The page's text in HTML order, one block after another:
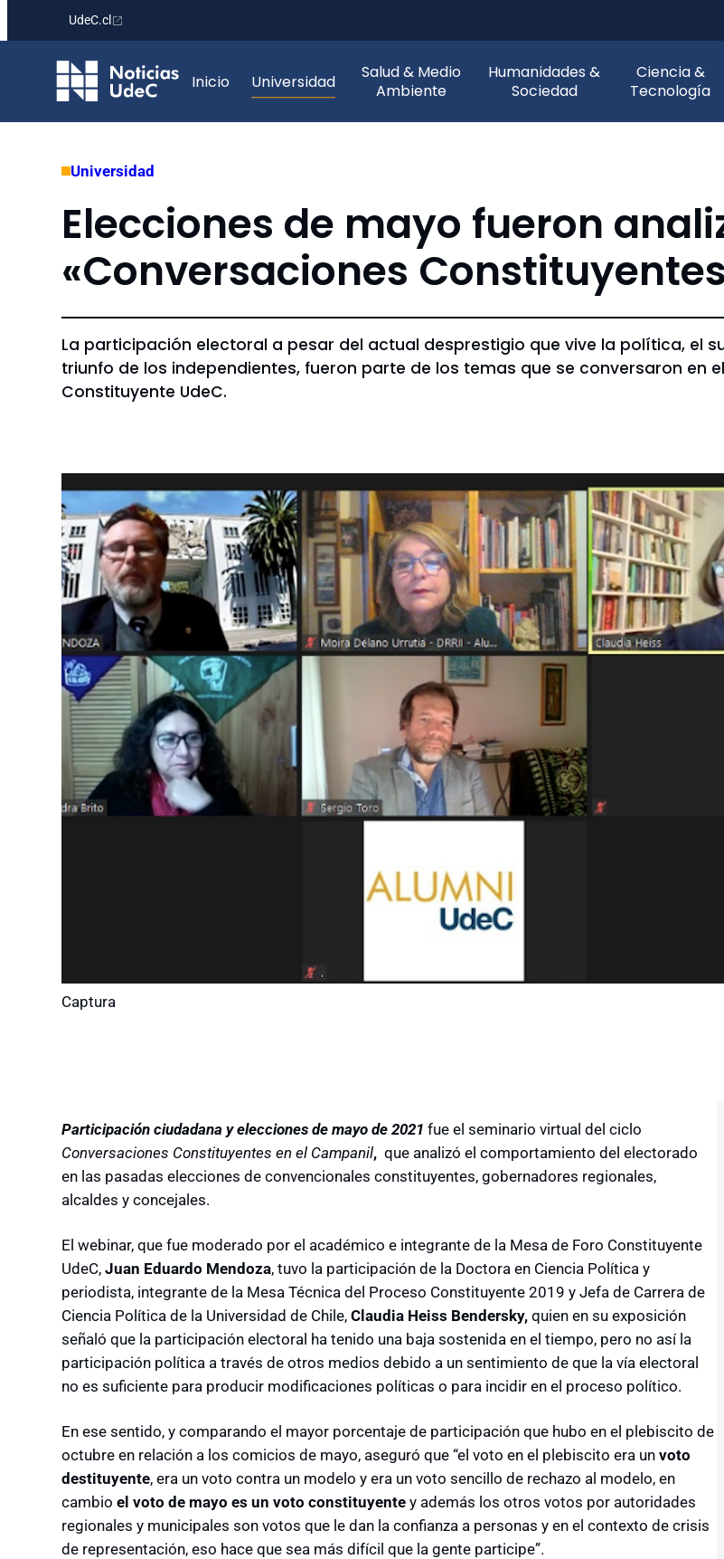
contenido
UdeC.cl
Inicio Universidad
Salud & Medio
Ambiente
Humanidades &
Sociedad
Ciencia &
Tecnología
Universidad
Elecciones de mayo fueron
«Conversaciones
La participación electoral a pesar del actual desprestigio que vive la política, el
triunfo de los independientes, fueron parte de los temas que se conversaron en
Constituyente UdeC.
Captura
Participación ciudadana y elecciones de mayo de 2021 fue el seminario virtual del ciclo
Conversaciones Constituyentes en el Campanil, que analizó el comportamiento del electorado
en las pasadas elecciones de convencionales constituyentes, gobernadores regionales,
alcaldes y concejales.
El webinar, que fue moderado por el académico e integrante de la Mesa de Foro Constituyente
UdeC, Juan Eduardo Mendoza, tuvo la participación de la Doctora en Ciencia Política y
periodista, integrante de la Mesa Técnica del Proceso Constituyente 2019 y Jefa de Carrera de
Ciencia Política de la Universidad de Chile, Claudia Heiss Bendersky, quien en su exposición
señaló que la participación electoral ha tenido una baja sostenida en el tiempo, pero no así la
participación política a través de otros medios debido a un sentimiento de que la vía electoral
no es suficiente para producir modificaciones políticas o para incidir en el proceso político.
En ese sentido, y comparando el mayor porcentaje de participación que hubo en el plebiscito de
octubre en relación a los comicios de mayo, aseguró que “el voto en el plebiscito era un voto
destituyente, era un voto contra un modelo y era un voto sencillo de rechazo al modelo, en
cambio el voto de mayo es un voto constituyente y además los otros votos por autoridades
regionales y municipales son votos que le dan la confianza a personas y en el contexto de crisis
de representación, eso hace que sea más difícil que la gente participe”.